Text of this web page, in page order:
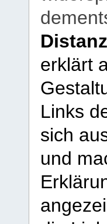
erklärt
Links
sich
und